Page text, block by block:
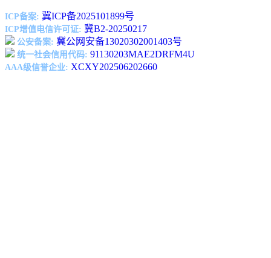
ICP备案: 冀ICP备2025101899号
ICP增值电信许可证: 冀B2-20250217
公安备案: 冀公网安备13020302001403号
统一社会信用代码: 91130203MAE2DRFM4U
AAA级信誉企业: XCXY202506202660